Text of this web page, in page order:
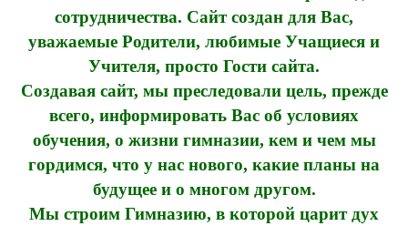
сотрудничества. Сайт создан для Вас,
уважаемые Родители, любимые Учащиеся и
Учителя, просто Гости сайта.
Создавая сайт, мы преследовали цель, прежде
всего, информировать Вас об условиях
обучения, о жизни гимназии, кем и чем мы
гордимся, что у нас нового, какие планы на
будущее и о многом другом.
Мы строим Гимназию, в которой царит дух